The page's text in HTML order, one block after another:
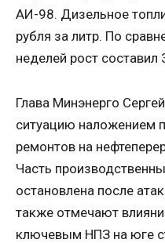
АИ-98. Дизельное
рубля за литр. По
неделей рост составил
Глава Минэнерго
ситуацию наложением
ремонтов на
Часть
остановлена после
также отмечают
ключевым НПЗ на юге